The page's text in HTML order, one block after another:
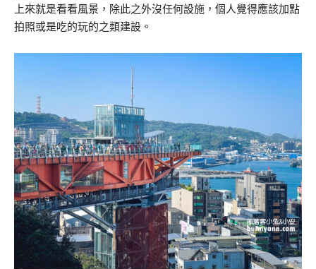
上來就是看看風景，除此之外沒任何設施，個人覺得應該加點
拍照或是吃的玩的之類建設。